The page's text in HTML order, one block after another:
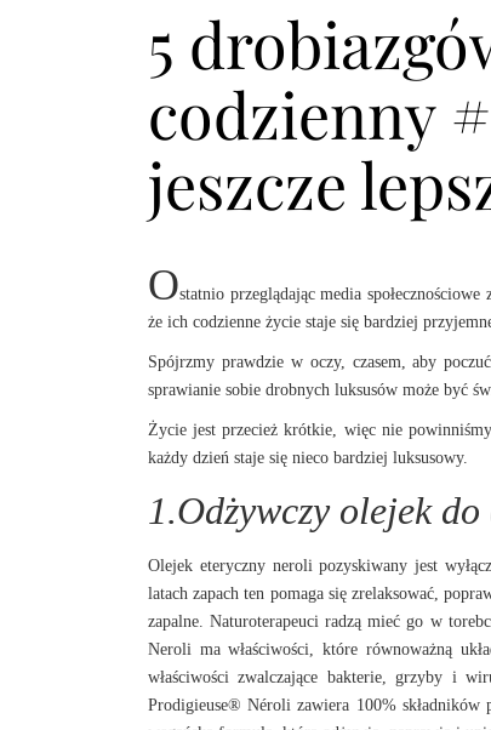
5
codzienny
jeszcze
Ostatnio przeglądając media
że ich codzienne życie staje się bardziej
Spójrzmy prawdzie w oczy, czasem, aby
sprawianie sobie drobnych luksusów może być
Życie jest przecież krótkie, więc nie
każdy dzień staje się nieco bardziej luksusowy.
1.Odżywczy olejek do
Olejek eteryczny neroli pozyskiwany jest
latach zapach ten pomaga się zrelaksować,
zapalne. Naturoterapeuci radzą mieć go w
Neroli ma właściwości, które równoważną
właściwości zwalczające bakterie, grzyby i
Prodigieuse® Néroli zawiera 100% składników